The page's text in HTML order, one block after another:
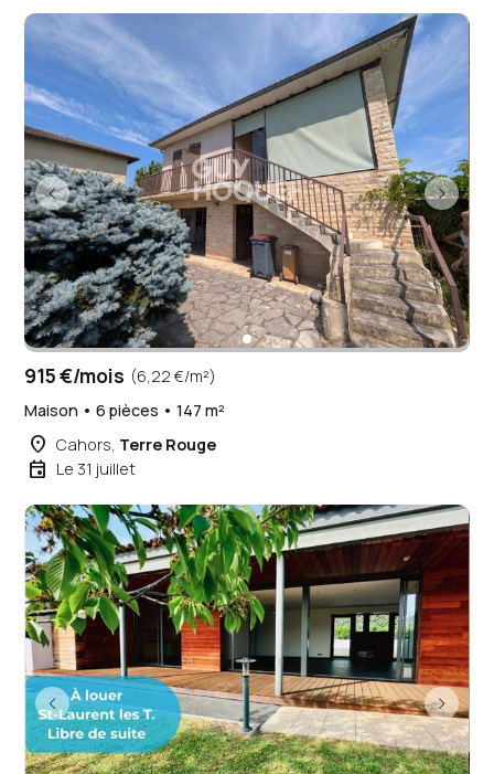
915 €/mois (6,22 €/m²)
Maison • 6 pièces • 147 m²
place Cahors, Terre Rouge
event Le 31 juillet